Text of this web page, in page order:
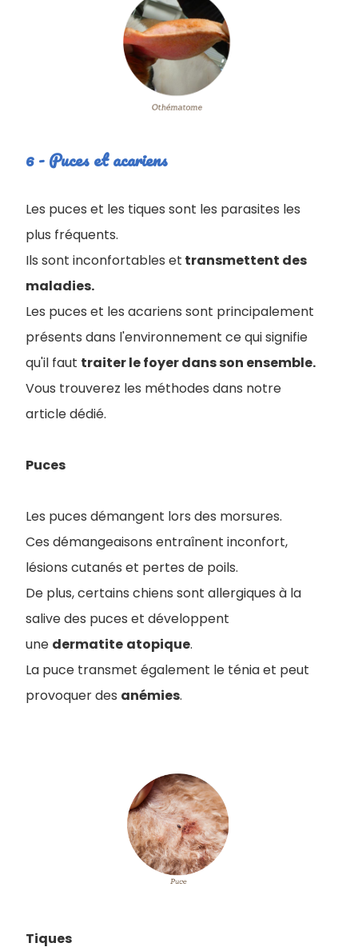
6 - Puces et acariens
Les puces et les tiques sont les parasites les
plus fréquents.
Ils sont inconfortables et transmettent des
maladies.
Les puces et les acariens sont principalement
présents dans l'environnement ce qui signifie
qu'il faut traiter le foyer dans son ensemble.
Vous trouverez les méthodes dans notre
article dédié.
Puces
Les puces démangent lors des morsures.
Ces démangeaisons entraînent inconfort,
lésions cutanés et pertes de poils.
De plus, certains chiens sont allergiques à la
salive des puces et développent
une dermatite atopique.
La puce transmet également le ténia et peut
provoquer des anémies.
Tiques